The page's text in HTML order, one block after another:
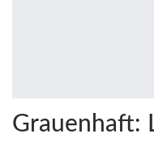
Grauenhaft: